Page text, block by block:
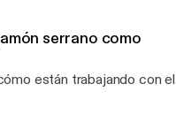
serrano como
están trabajando con el